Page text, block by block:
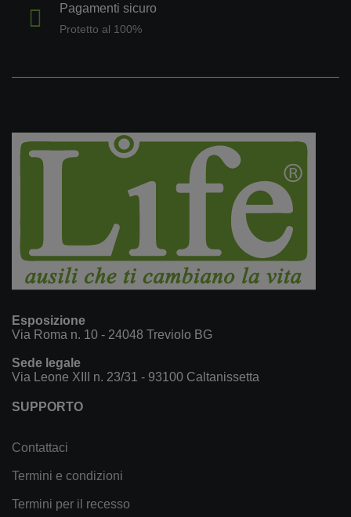
Pagamenti sicuro
Protetto al 100%
Esposizione
Via Roma n. 10 - 24048 Treviolo BG
Sede legale
Via Leone XIII n. 23/31 - 93100 Caltanissetta
SUPPORTO
Contattaci
Termini e condizioni
Termini per il recesso